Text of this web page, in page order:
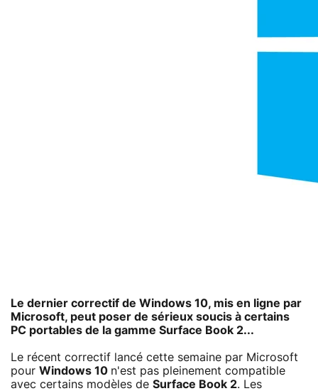
Le dernier correctif de Windows 10, mis en ligne par
Microsoft, peut poser de sérieux soucis à certains
PC portables de la gamme Surface Book 2...
Le récent correctif lancé cette semaine par Microsoft
pour Windows 10 n'est pas pleinement compatible
avec certains modèles de Surface Book 2. Les